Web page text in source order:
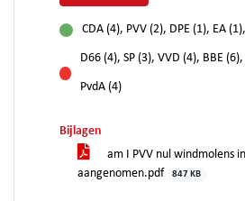
CDA (4), PVV (2), DPE (1), EA
tegen
D66 (4), SP (3), VVD (4), BBE
PvdA (4)
Bijlagen
am I PVV nul windmolens
aangenomen.pdf
847 KB